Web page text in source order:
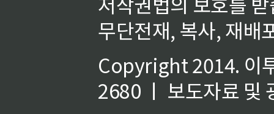
무단전재, 복사, 재배
Copyright 2014. 이
2680 ㅣ 보도자료